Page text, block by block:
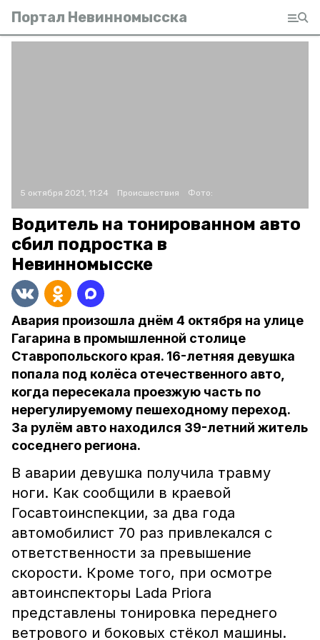
Портал Невинномысска
5 октября 2021, 11:24 Происшествия Фото:
Водитель на тонированном авто
сбил подростка в
Невинномысске
Авария произошла днём 4 октября на улице
Гагарина в промышленной столице
Ставропольского края. 16-летняя девушка
попала под колёса отечественного авто,
когда пересекала проезжую часть по
нерегулируемому пешеходному переход.
За рулём авто находился 39-летний житель
соседнего региона.
В аварии девушка получила травму
ноги. Как сообщили в краевой
Госавтоинспекции, за два года
автомобилист 70 раз привлекался с
ответственности за превышение
скорости. Кроме того, при осмотре
автоинспекторы Lada Priora
представлены тонировка переднего
ветрового и боковых стёкол машины.